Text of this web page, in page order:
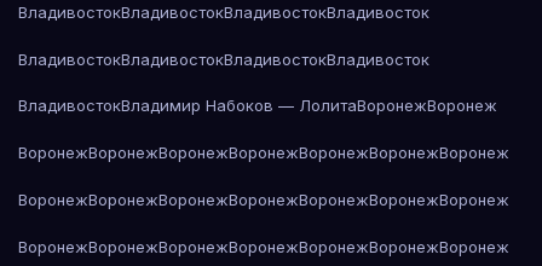
ВладивостокВладивостокВладивостокВладивосток
ВладивостокВладивостокВладивостокВладивосток
ВладивостокВладимир Набоков — ЛолитаВоронежВоронеж
ВоронежВоронежВоронежВоронежВоронежВоронежВоронеж
ВоронежВоронежВоронежВоронежВоронежВоронежВоронеж
ВоронежВоронежВоронежВоронежВоронежВоронежВоронеж